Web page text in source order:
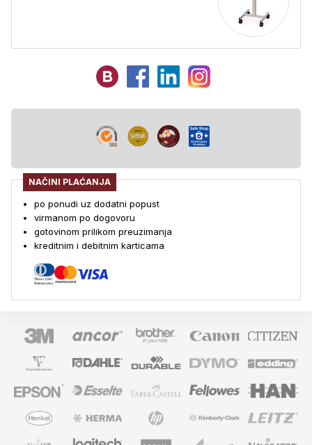
NAČINI PLAĆANJA
po ponudi uz dodatni popust
virmanom po dogovoru
gotovinom prilikom preuzimanja
kreditnim i debitnim karticama